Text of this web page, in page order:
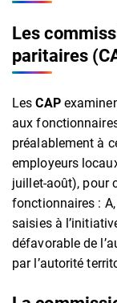
Les
paritaires
Les CAP
aux
préalablement à
employeurs
juillet-août), pour
fonctionnaires :
saisies à
défavorable de
par l’autorité